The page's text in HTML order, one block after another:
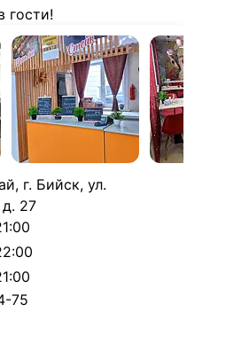
гости!
г. Бийск, ул.
27
75